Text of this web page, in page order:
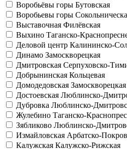
Воробьёвы горы Бутовская
Воробьевы горы
Выставочная Филёвская
Выхино Таганско-
Деловой центр Калининско-
Динамо Замоскворецкая
Дмитровская Серпуховско-
Добрынинская Кольцевая
Домодедовская Замоскворецкая
Достоевская Люблинско-
Дубровка Люблинско-
Жулебино Таганско-
Зябликово Люблинско-
Измайловская Арбатско-
Калужская Калужско-Рижская